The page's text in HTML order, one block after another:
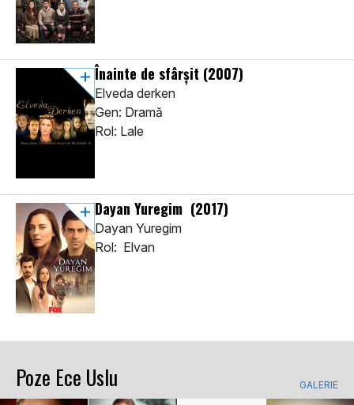
Înainte de sfârșit (2007)
Elveda derken
Gen: Dramă
Rol: Lale
Dayan Yuregim (2017)
Dayan Yuregim
Rol: Elvan
Poze Ece Uslu GALERIE